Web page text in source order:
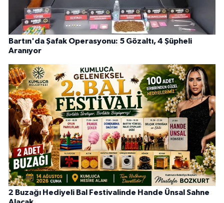
Bartın'da Şafak Operasyonu: 5 Gözaltı, 4 Şüpheli
Aranıyor
2 Buzağı Hediyeli Bal Festivalinde Hande Ünsal Sahne